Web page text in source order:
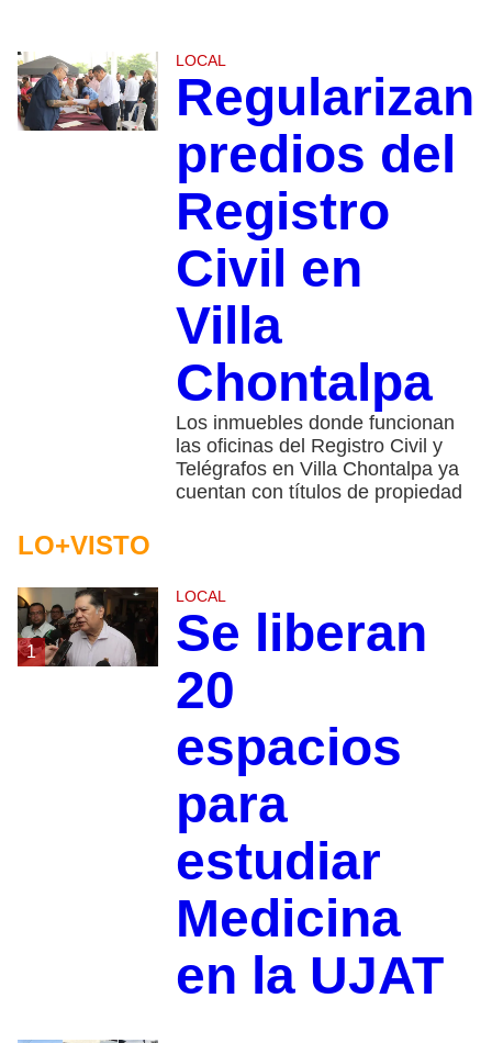
LOCAL
Regularizan
predios del
Registro
Civil en
Villa
Chontalpa
Los inmuebles donde funcionan
las oficinas del Registro Civil y
Telégrafos en Villa Chontalpa ya
cuentan con títulos de propiedad
LO+VISTO
1
LOCAL
Se liberan
20
espacios
para
estudiar
Medicina
en la UJAT